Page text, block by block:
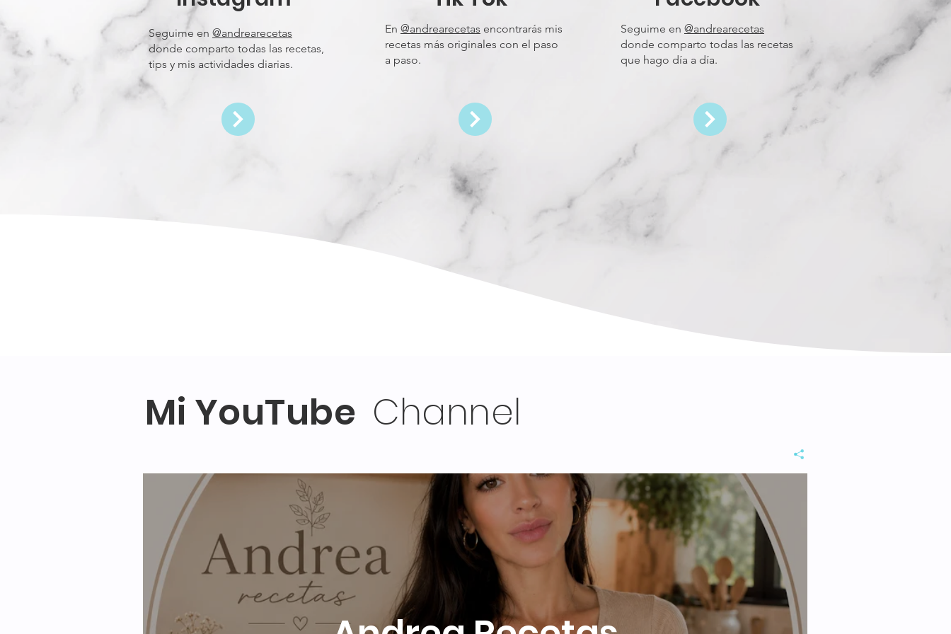
Seguime en @andrearecetas
donde comparto todas las recetas,
tips y mis actividades diarias.
En @andrearecetas encontrarás mis
recetas más originales con el paso
a paso.
Seguime en @andrearecetas
donde comparto todas las recetas
que hago día a día.
Mi YouTube Channel